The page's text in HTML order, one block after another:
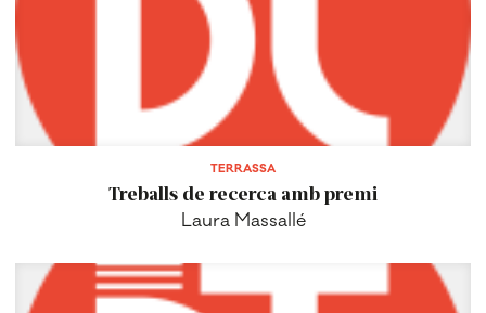
TERRASSA
Treballs de recerca amb premi
Laura Massallé